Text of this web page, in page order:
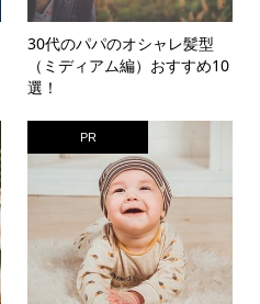
30代のパパのオシャレ髪型
（ミディアム編）おすすめ10
選！
PR